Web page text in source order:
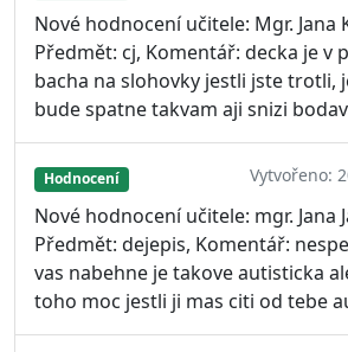
Nové hodnocení učitele: Mgr. Jana
Předmět: cj, Komentář: decka je v
bacha na slohovky jestli jste trotli,
bude spatne takvam aji snizi
Hodnocení Vytvořeno:
Nové hodnocení učitele: mgr. Jana
Předmět: dejepis, Komentář:
vas nabehne je takove autisticka
toho moc jestli ji mas citi od tebe